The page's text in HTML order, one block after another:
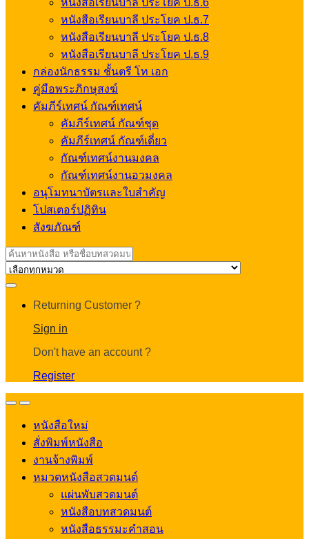
หนังสือเรียนบาลี ประโยค ป.ธ.6
หนังสือเรียนบาลี ประโยค ป.ธ.7
หนังสือเรียนบาลี ประโยค ป.ธ.8
หนังสือเรียนบาลี ประโยค ป.ธ.9
กล่องนักธรรม ชั้นตรี โท เอก
คู่มือพระภิกษุสงฆ์
คัมภีร์เทศน์ กัณฑ์เทศน์
คัมภีร์เทศน์ กัณฑ์ชุด
คัมภีร์เทศน์ กัณฑ์เดี่ยว
กัณฑ์เทศน์งานมงคล
กัณฑ์เทศน์งานอวมงคล
อนุโมทนาบัตรและใบสำคัญ
โปสเตอร์ปฏิทิน
สังฆภัณฑ์
Search
for:
Returning Customer ?
Sign in
Don't have an account ?
Register
OpenClose
หนังสือใหม่
สั่งพิมพ์หนังสือ
งานจ้างพิมพ์
หมวดหนังสือสวดมนต์
แผ่นพับสวดมนต์
หนังสือบทสวดมนต์
หนังสือธรรมะคำสอน